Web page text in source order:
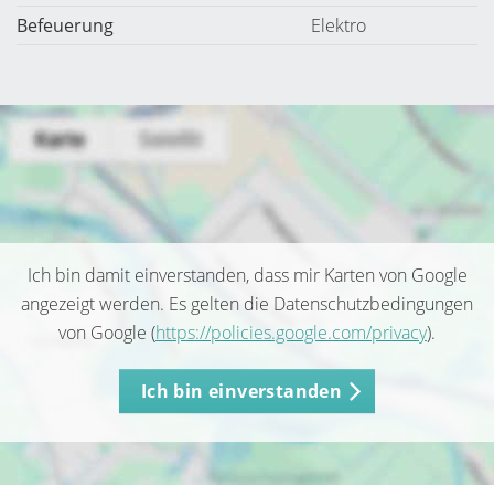
Befeuerung
Elektro
Ich bin damit einverstanden, dass mir Karten von Google
angezeigt werden. Es gelten die Datenschutzbedingungen
von Google (https://policies.google.com/privacy).
Ich bin einverstanden